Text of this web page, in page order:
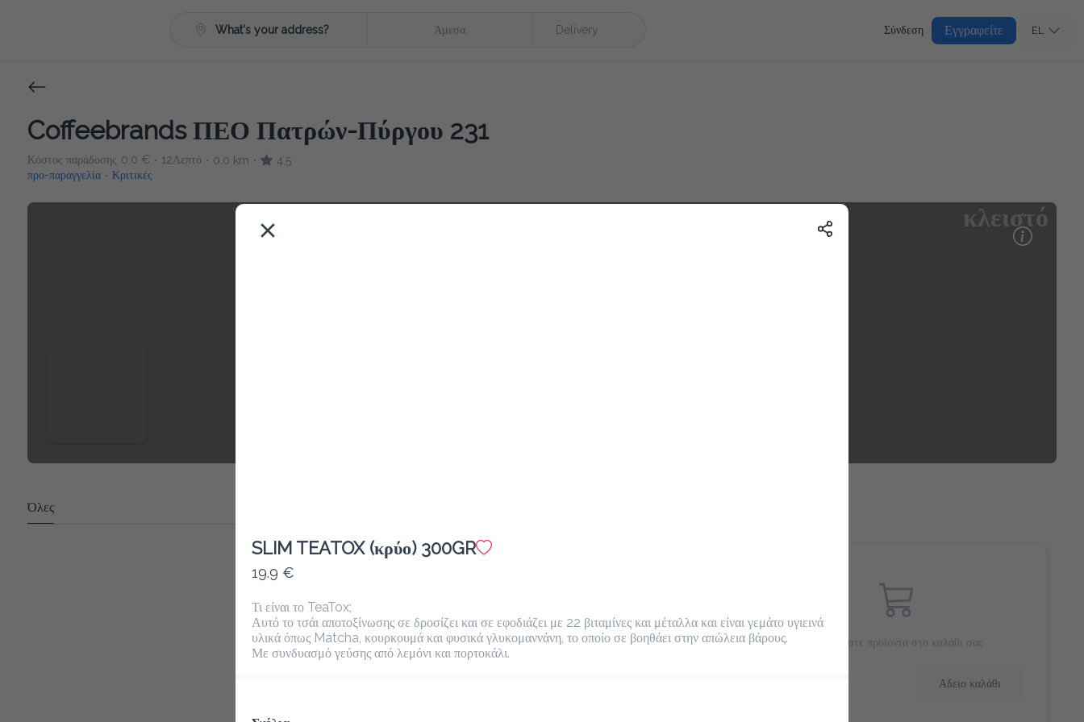
What's your address? Άμεσα Delivery Σύνδεση Εγγραφείτε EL
Coffeebrands ΠΕΟ Πατρών-Πύργου 231
Κόστος παράδοσης 0.0 € • 12Λεπτό • 0.0 km •
4.5
προ-παραγγελία • Κριτικές
κλειστό
Όλες
Προσθέστε προϊόντα στο καλάθι σας
Αδειο καλάθι
SLIM TEATOX (κρύο) 300GR
19.9 €
Τι είναι το TeaTox;
Αυτό το τσάι αποτοξίνωσης σε δροσίζει και σε εφοδιάζει με 22 βιταμίνες και μέταλλα και είναι γεμάτο υγιεινά
υλικά όπως Matcha, κουρκουμά και φυσικά γλυκομαννάνη, το οποίο σε βοηθάει στην απώλεια βάρους.
Με συνδυασμό γεύσης από λεμόνι και πορτοκάλι.